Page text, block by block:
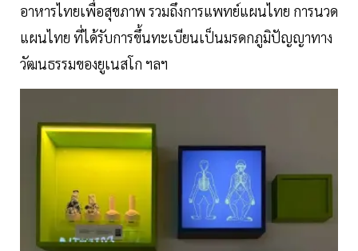
อาหารไทยเพื่อสุขภาพ รวมถึงการแพทย์แผนไทย การนวด
แผนไทย ที่ได้รับการขึ้นทะเบียนเป็นมรดกภูมิปัญญาทาง
วัฒนธรรมของยูเนสโก ฯลฯ